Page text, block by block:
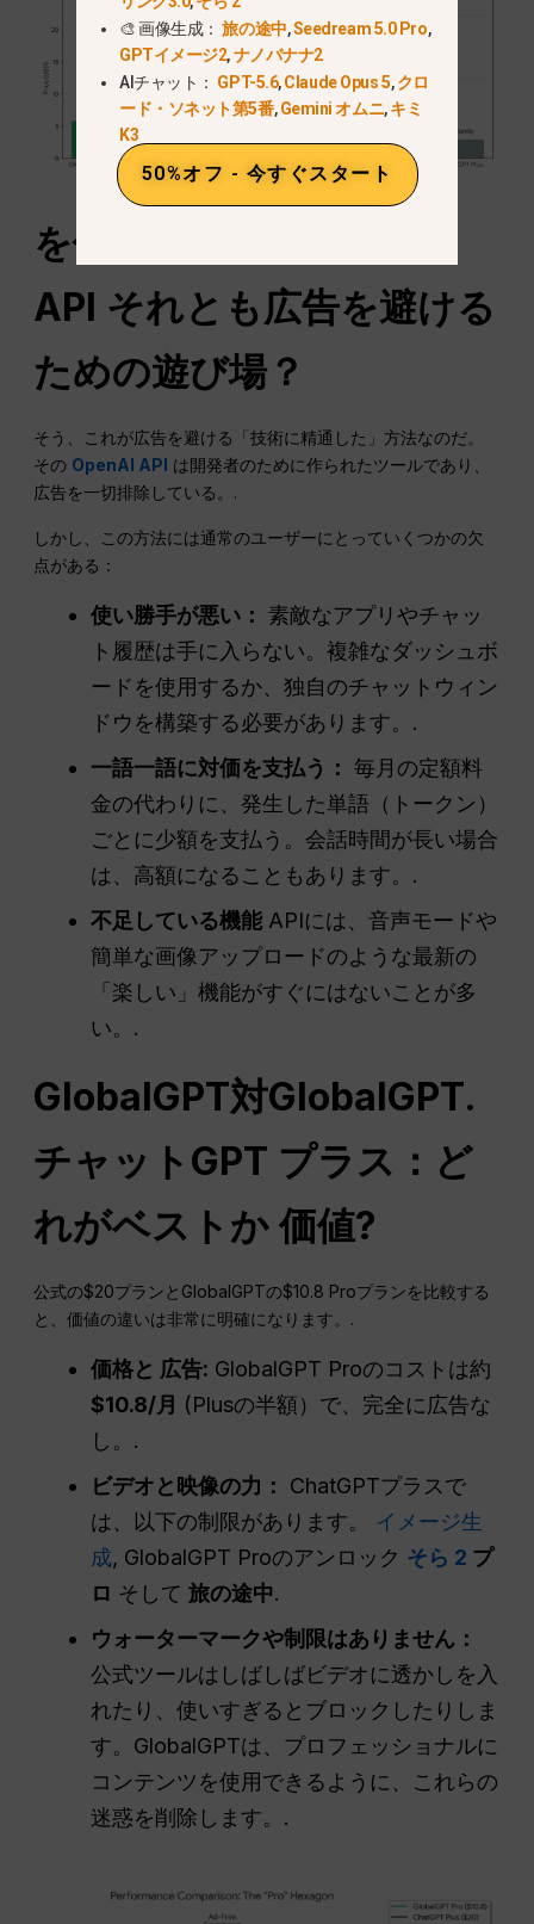
を使うか？
API それとも広告を避ける
ための遊び場？
そう、これが広告を避ける「技術に精通した」方法なのだ。
その OpenAI API は開発者のために作られたツールであり、
広告を一切排除している。.
しかし、この方法には通常のユーザーにとっていくつかの欠
点がある：
使い勝手が悪い：
素敵なアプリやチャッ
ト履歴は手に入らない。複雑なダッシュボ
ードを使用するか、独自のチャットウィン
ドウを構築する必要があります。.
一語一語に対価を支払う： 毎月の定額料
金の代わりに、発生した単語（トークン）
ごとに少額を支払う。会話時間が長い場合
は、高額になることもあります。.
不足している機能 APIには、音声モードや
簡単な画像アップロードのような最新の
「楽しい」機能がすぐにはないことが多
い。.
GlobalGPT対GlobalGPT.
チャットGPT プラス：ど
れがベストか価値?
公式の$20プランとGlobalGPTの$10.8 Proプランを比較する
と、価値の違いは非常に明確になります。.
価格と 広告: GlobalGPT Proのコストは約
$10.8/月 (Plusの半額）で、完全に広告な
し。.
ビデオと映像の力：
ChatGPTプラスで
は、以下の制限があります。 イメージ生
成, GlobalGPT Proのアンロック そら 2 プ
ロ そして旅の途中.
ウォーターマークや制限はありません：
公式ツールはしばしばビデオに透かしを入
れたり、使いすぎるとブロックしたりしま
す。GlobalGPTは、プロフェッショナルに
コンテンツを使用できるように、これらの
迷惑を削除します。.
🎨 画像生成：旅の途中,Seedream 5.0 Pro,
GPTイメージ2,ナノバナナ2
AIチャット： GPT-5.6,Claude Opus 5,クロ
ード・ソネット第5番,Gemini オムニ,キミ
K3
50%オフ - 今すぐスタート